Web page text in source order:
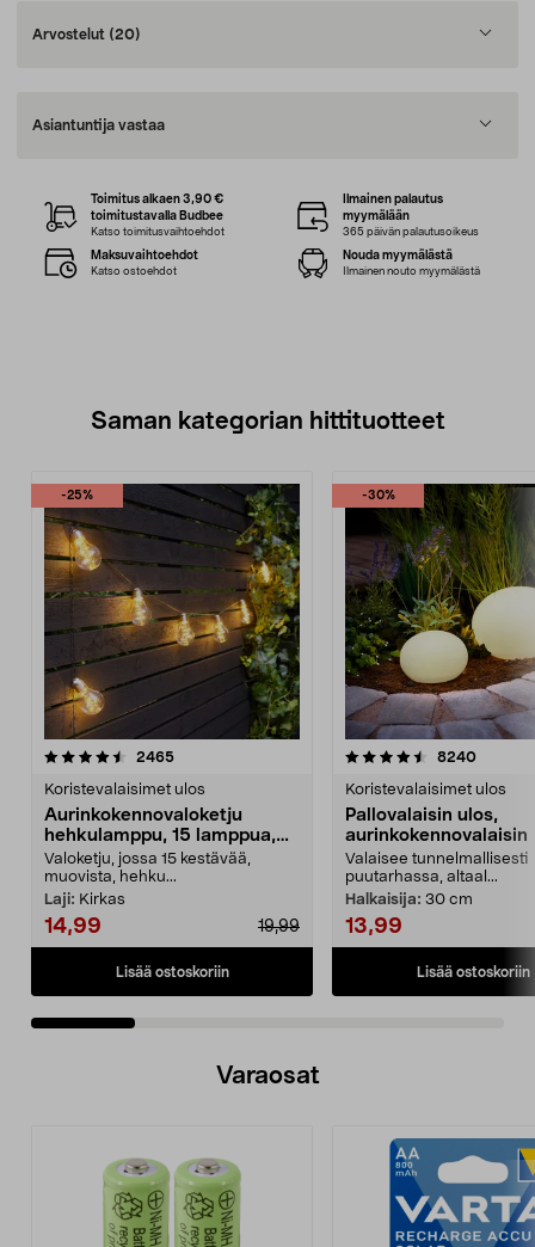
Arvostelut (20)
Asiantuntija vastaa
Toimitus alkaen 3,90 €
toimitustavalla Budbee
Katso toimitusvaihtoehdot
Ilmainen palautus
myymälään
365 päivän palautusoikeus
Maksuvaihtoehdot
Katso ostoehdot
Nouda myymälästä
Ilmainen nouto myymälästä
Saman kategorian hittituotteet
-25%
2465arvostelut
Koristevalaisimet ulos
Aurinkokennovaloketju
hehkulamppu, 15 lamppua,
7,2 m
Valoketju, jossa 15 kestävää,
muovista, hehku...
Laji: Kirkas
14,99 19,99
Lisää ostoskoriin
-30%
4.5 viidestä
8240
Koristevalaisimet ulos
Pallovalaisin ulos,
aurinkokennovalaisin
Valaisee tunnelmallisesti
puutarhassa, altaal...
Halkaisija: 30 cm
13,99
Lisää ostoskoriin
4.5 viidestä
Varaosat